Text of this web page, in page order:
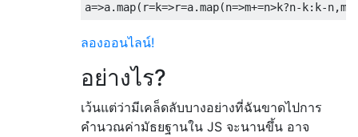
a=>a.map( r=k=>r=a.map(n=>m+=n>k?n- k: k-n,m
ลองออนไลน์!
อย่างไร?
เว้นแต่ว่ามีเคล็ดลับบางอย่างที่ฉันขาดไปการ
คำนวณค่ามัธยฐานใน JS จะนานขึ้น อาจ